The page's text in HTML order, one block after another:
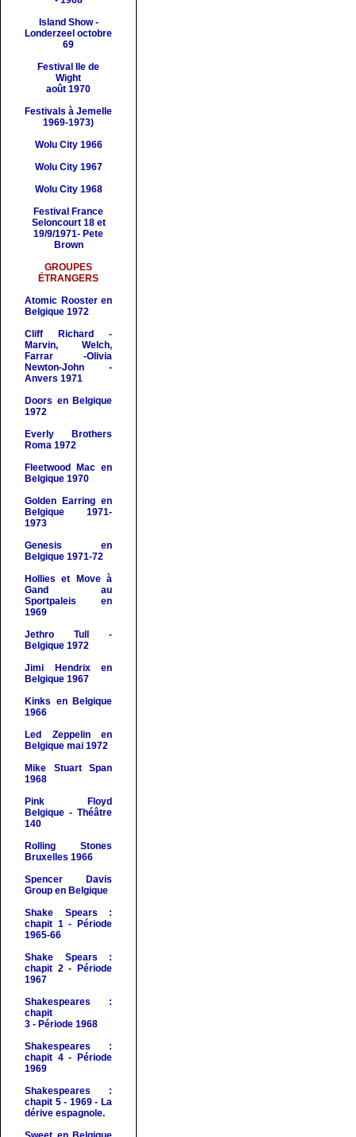
Island Show-
Londerzeel octobre
69
Festival
Ile de
Wight
août 1970
Festivals à Jemelle
1969-1973)
Wolu City 1966
Wolu City 1967
Wolu City 1968
Festival France
Seloncourt 18 et
19/9/1971- Pete
Brown
GROUPES
ÉTRANGERS
Atomic Rooster en
Belgique 1972
Cliff Richard -
Marvin, Welch,
Farrar -Olivia
Newton-John -
Anvers 1971
Doors en Belgique
1972
Everly Brothers
Roma 1972
Fleetwood Mac en
Belgique 1970
Golden Earring en
Belgique 1971-
1973
Genesis en
Belgique 1971-72
Hollies et Move à
Gand au
Sportpaleis en
1969
Jethro Tull -
Belgique 1972
Jimi Hendrix en
Belgique 1967
Kinks en Belgique
1966
Led Zeppelin en
Belgique mai 1972
Mike Stuart Span
1968
Pink Floyd
Belgique - Théâtre
140
Rolling Stones
Bruxelles 1966
Spencer Davis
Group en Belgique
Shake Spears :
chapit 1 - Période
1965-66
Shake Spears :
chapit 2 - Période
1967
Shakespeares :
chapit
3 - Période 1968
Shakespeares :
chapit 4 - Période
1969
Shakespeares :
chapit 5 - 1969 - La
dérive espagnole.